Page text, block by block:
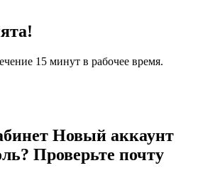
15 минут в рабочее время.
Новый аккаунт
Проверьте почту